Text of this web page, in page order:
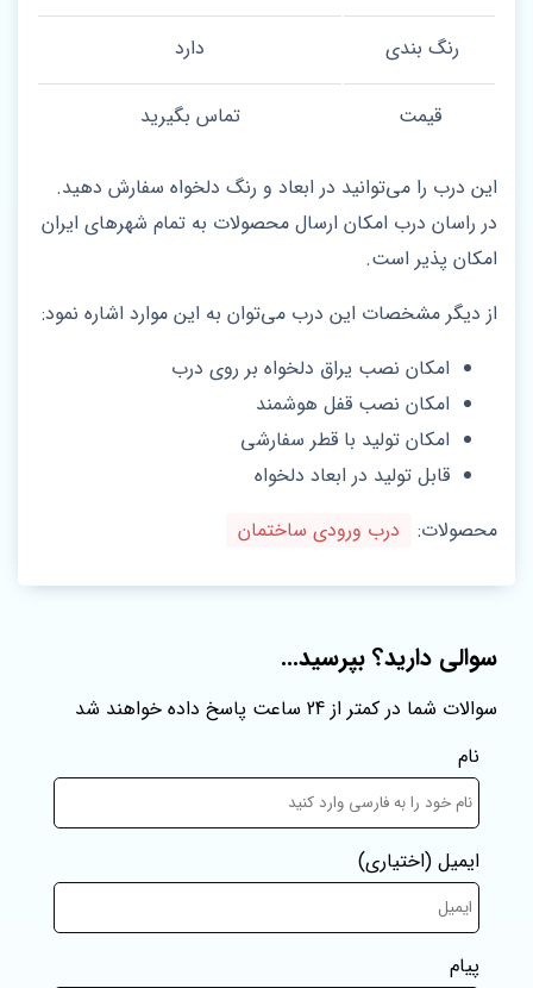
رنگ بندی دارد
قیمت تماس بگیرید
این درب را می‌توانید در ابعاد و رنگ دلخواه سفارش دهید.
در راسان درب امکان ارسال محصولات به تمام شهرهای ایران
امکان پذیر است.
از دیگر مشخصات این درب می‌توان به این موارد اشاره نمود:
امکان نصب یراق دلخواه بر روی درب
امکان نصب قفل هوشمند
امکان تولید با قطر سفارشی
قابل تولید در ابعاد دلخواه
محصولات:
درب ورودی ساختمان
سوالی دارید؟ بپرسید...
سوالات شما در کمتر از 24 ساعت پاسخ داده خواهند شد
نام
ایمیل (اختیاری)
پیام